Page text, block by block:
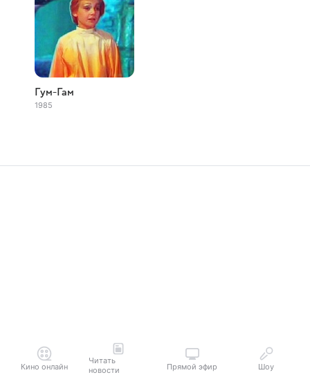
Гум-Гам
1985
Кино онлайн
Читать
новости
Прямой эфир Шоу